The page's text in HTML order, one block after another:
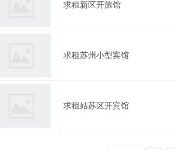
求租新区开旅馆
求租苏州小型宾馆
求租姑苏区开宾馆